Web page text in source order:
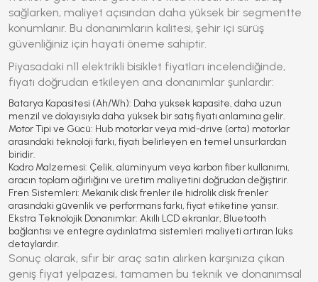
sağlarken, maliyet açısından daha yüksek bir segmentte
konumlanır. Bu donanımların kalitesi, şehir içi sürüş
güvenliğiniz için hayati öneme sahiptir.
Piyasadaki n11 elektrikli bisiklet fiyatları incelendiğinde,
fiyatı doğrudan etkileyen ana donanımlar şunlardır:
Batarya Kapasitesi (Ah/Wh): Daha yüksek kapasite, daha uzun
menzil ve dolayısıyla daha yüksek bir satış fiyatı anlamına gelir.
Motor Tipi ve Gücü: Hub motorlar veya mid-drive (orta) motorlar
arasındaki teknoloji farkı, fiyatı belirleyen en temel unsurlardan
biridir.
Kadro Malzemesi: Çelik, alüminyum veya karbon fiber kullanımı,
aracın toplam ağırlığını ve üretim maliyetini doğrudan değiştirir.
Fren Sistemleri: Mekanik disk frenler ile hidrolik disk frenler
arasındaki güvenlik ve performans farkı, fiyat etiketine yansır.
Ekstra Teknolojik Donanımlar: Akıllı LCD ekranlar, Bluetooth
bağlantısı ve entegre aydınlatma sistemleri maliyeti artıran lüks
detaylardır.
Sonuç olarak, sıfır bir araç satın alırken karşınıza çıkan
geniş fiyat yelpazesi, tamamen bu teknik ve donanımsal